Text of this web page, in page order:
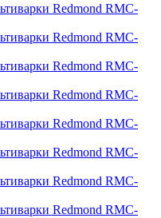
Redmond RMC-
Redmond RMC-
Redmond RMC-
Redmond RMC-
Redmond RMC-
Redmond RMC-
Redmond RMC-
Redmond RMC-